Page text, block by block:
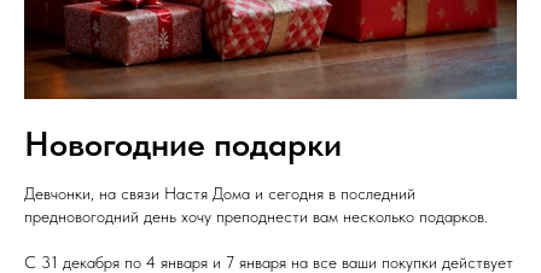
Новогодние подарки
Девчонки, на связи Настя Дома и сегодня в последний
предновогодний день хочу преподнести вам несколько подарков.
С 31 декабря по 4 января и 7 января на все ваши покупки действует